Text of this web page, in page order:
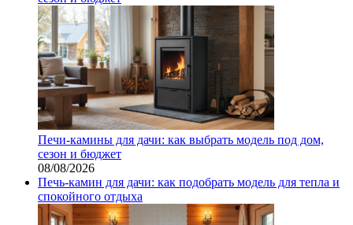
Печи-камины для дачи: как выбрать модель под дом,
сезон и бюджет
08/08/2026
Печь-камин для дачи: как подобрать модель для тепла и
спокойного отдыха